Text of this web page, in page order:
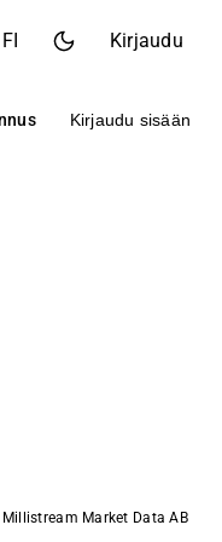
FI Kirjaudu
Kirjaudu sisään
Millistream Market Data AB